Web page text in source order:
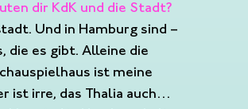
dir KdK und die Stadt?
Und in Hamburg sind –
die es gibt. Alleine die
ist meine
ist irre, das Thalia auch…